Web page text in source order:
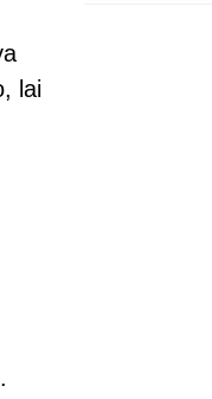
lai